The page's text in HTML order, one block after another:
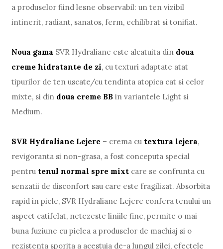
a produselor fiind lesne observabil: un ten vizibil
intinerit, radiant, sanatos, ferm, echilibrat si tonifiat.
Noua gama SVR Hydraliane este alcatuita din doua
creme hidratante de zi, cu texturi adaptate atat
tipurilor de ten uscate/cu tendinta atopica cat si celor
mixte, si din doua creme BBin variantele Light si
Medium.
SVR Hydraliane Lejere – crema cu textura lejera,
revigoranta si non-grasa, a fost conceputa special
pentru tenul normal spre mixt care se confrunta cu
senzatii de disconfort sau care este fragilizat. Absorbita
rapid in piele, SVR Hydraliane Lejere confera tenului un
aspect catifelat, netezeste liniile fine, permite o mai
buna fuziune cu pielea a produselor de machiaj si o
rezistenta sporita a acestuia de-a lungul zilei, efectele